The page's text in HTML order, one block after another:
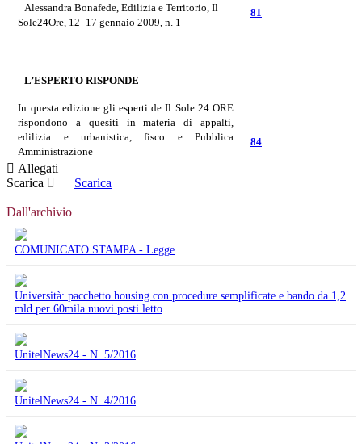
Alessandra Bonafede, Edilizia e Territorio, Il
Sole24Ore, 12- 17 gennaio 2009, n. 1
81
L’ESPERTO RISPONDE
In questa edizione gli esperti de Il Sole 24 ORE
rispondono a quesiti in materia di appalti,
edilizia eurbanistica, fisco e Pubblica
Amministrazione
84
Allegati
Scarica
Scarica
Dall'archivio
COMUNICATO STAMPA - Legge
Università: pacchetto housing con procedure semplificate e bando da 1,2
mld per 60mila nuovi posti letto
UnitelNews24 - N. 5/2016
UnitelNews24 - N. 4/2016